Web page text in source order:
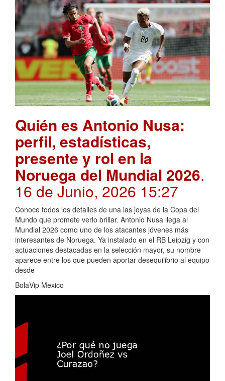
Quién es Antonio Nusa:
perfil, estadísticas,
presente y rol en la
Noruega del Mundial 2026.
16 de Junio, 2026 15:27
Conoce todos los detalles de una las joyas de la Copa del
Mundo que promete verlo brillar. Antonio Nusa llega al
Mundial 2026 como uno de los atacantes jóvenes más
interesantes de Noruega. Ya instalado en el RB Leipzig y con
actuaciones destacadas en la selección mayor, su nombre
aparece entre los que pueden aportar desequilibrio al equipo
desde
BolaVip Mexico